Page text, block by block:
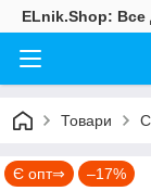
ELnik.Shop: Все
Товари
Є опт⇒ –17%